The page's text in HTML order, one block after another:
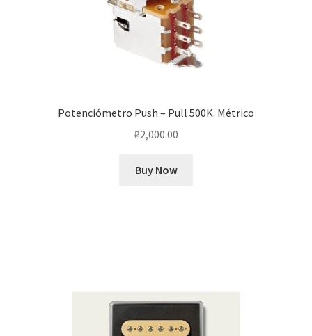
Potenciómetro Push – Pull 500K. Métrico
₽2,000.00
Buy Now